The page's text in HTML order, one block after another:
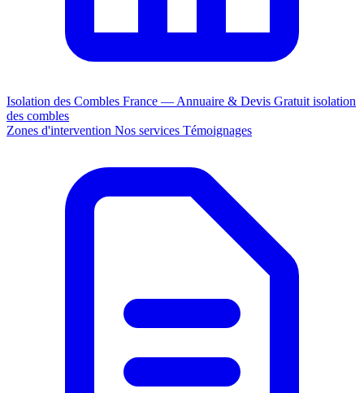
Isolation des Combles France — Annuaire & Devis Gratuit isolation
des combles
Zones d'intervention Nos services Témoignages